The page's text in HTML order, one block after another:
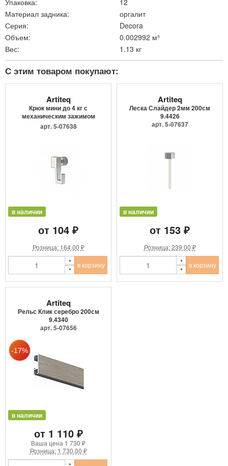
Материал задника:
оргалит
Серия:
Decora
Объем:
0.002992 м³
Вес:
1.13 кг
С этим товаром покупают:
Artiteq
Крюк мини до 4 кг с
механическим зажимом
9.4205
арт. 5-07638
в наличии
от 104 ₽
Розница: 164.00 ₽
в корзину
Artiteq
Леска Слайдер 2мм 200см
9.4426
арт. 5-07637
в наличии
от 153 ₽
Розница: 239.00 ₽
в корзину
Artiteq
Рельс Клик серебро 200см
9.4340
арт. 5-07656
в наличии
от 1 110 ₽
Ваша цена 1 730 ₽
Розница: 1 730.00 ₽